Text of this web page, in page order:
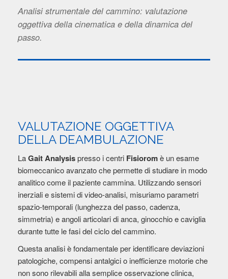
Analisi strumentale del cammino: valutazione
oggettiva della cinematica e della dinamica del
passo.
VALUTAZIONE OGGETTIVA
DELLA DEAMBULAZIONE
LaGait Analysispresso i centri Fisioromè un esame
biomeccanico avanzato che permette di studiare in modo
analitico come il paziente cammina. Utilizzando sensori
inerziali e sistemi di video-analisi, misuriamo parametri
spazio-temporali (lunghezza del passo, cadenza,
simmetria) e angoli articolari di anca, ginocchio e caviglia
durante tutte le fasi del ciclo del cammino.
Questa analisi è fondamentale per identificare deviazioni
patologiche, compensi antalgici o inefficienze motorie che
non sono rilevabili alla semplice osservazione clinica,